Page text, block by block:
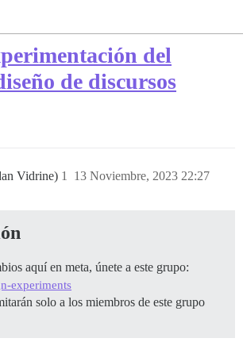
del
de discursos
Vidrine) 13 Noviembre, 2023 22:27
1
aquí en meta, únete a este grupo:
experiments
solo a los miembros de este grupo